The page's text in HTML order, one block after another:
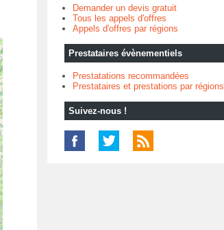
Demander un devis gratuit
Tous les appels d'offres
Appels d'offres par régions
Prestataires évènementiels
Prestatations recommandées
Prestataires et prestations par régions
Suivez-nous !